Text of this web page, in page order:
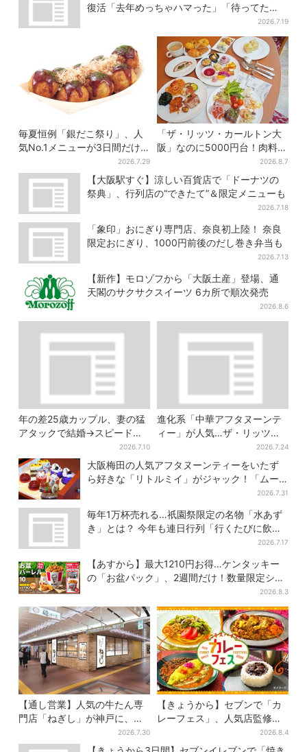
復活「去年めっちゃハマった」「待ってた
2026.7.19
毎夏恒例「銀だこ祭り」、人
気No.1メニューが3日間だけ
2026.7.29
「ザ・リッツ・カールトン大
阪」なのに5000円台！肉料
理、スイーツ、パンまで…約
50種類が食べ放題
2026.8.7
【大阪駅すぐ】涼しい百貨店で「ドーナツの
祭典」、行列店の“できたて”＆限定メニューも
2026.7.18
「象印」おにぎり専門店、奈良初上陸！ 奈良
限定おにぎり、1000円前後のだし巻き弁当も
2026.7.13
【新作】モロゾフから「大阪土産」登場、通
天閣のサクサクスイーツ 6カ所で順次発売
2026.8.6
年の差25歳カップル、妻の猛
アタックで結婚→スピード離
婚に…驚きの理由は「新しい
髪型」
2026.7.10
進化系「中華アフタヌーンテ
ィー」が人気…ザ・リッツ・
カールトン大阪でも、8月末ま
で開催
2026.7.24
大阪梅田の人気アフタヌーンティーをいたず
ら好きな「リトルミイ」がジャック！「ムー
2026.7.31
毎年1万杯売れる…祇園祭限定の名物「水あず
き」とは？ 今年も連日行列「行くたびに飲ん
2026.7.17
【あすから】最大1210円お得…ケンタッキー
の「お盆パック」、2週間だけ！数量限定シー
2026.8.3
【通し営業】人気の牛たん専
門店「ねぎし」が神戸に、
「想像しただけでお腹空
く…」SNSで喜びの声
2026.7.30
【きょうから】セブンで「カ
レーフェス」、人気店監修メ
ニューなど全15品！お得な割
引キャンペーンは2週間だけ
2026.8.4